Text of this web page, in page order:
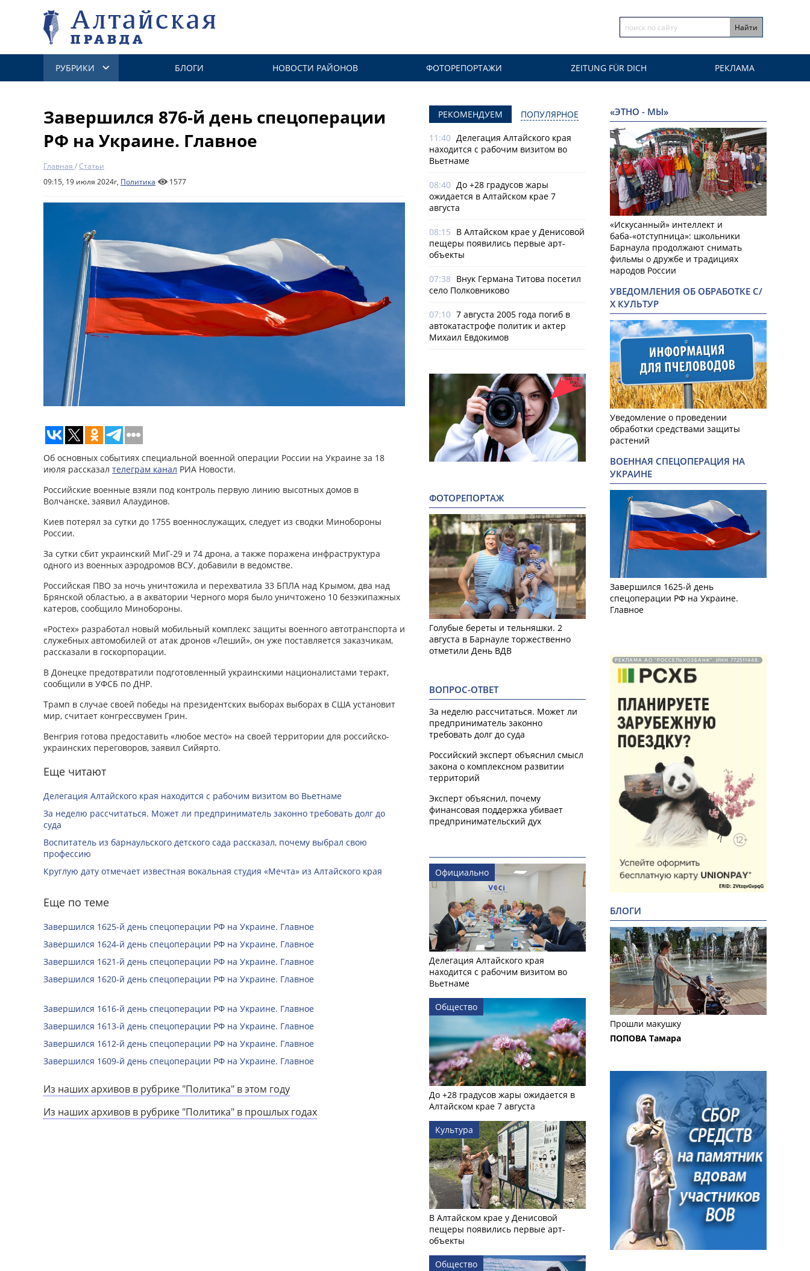
РУБРИКИ БЛОГИ НОВОСТИ РАЙОНОВ ФОТОРЕПОРТАЖИ ZEITUNG FÜR DICH РЕКЛАМА
Завершился 876-й день спецоперации
РФ на Украине. Главное
Главная /Статьи
09:15, 19 июля 2024г, Политика 1577
Об основных событиях специальной военной операции России на Украине за 18
июля рассказал телеграм канал РИА Новости.
Российские военные взяли под контроль первую линию высотных домов в
Волчанске, заявил Алаудинов.
Киев потерял за сутки до 1755 военнослужащих, следует из сводки Минобороны
России.
За сутки сбит украинский МиГ-29 и 74 дрона, а также поражена инфраструктура
одного из военных аэродромов ВСУ, добавили в ведомстве.
Российская ПВО за ночь уничтожила и перехватила 33 БПЛА над Крымом, два над
Брянской областью, а в акватории Черного моря было уничтожено 10 безэкипажных
катеров, сообщило Минобороны.
«Ростех» разработал новый мобильный комплекс защиты военного автотранспорта и
служебных автомобилей от атак дронов «Леший», он уже поставляется заказчикам,
рассказали в госкорпорации.
В Донецке предотвратили подготовленный украинскими националистами теракт,
сообщили в УФСБ по ДНР.
Трамп в случае своей победы на президентских выборах выборах в США установит
мир, считает конгрессвумен Грин.
Венгрия готова предоставить «любое место» на своей территории для российско-
украинских переговоров, заявил Сийярто.
Еще читают
Делегация Алтайского края находится с рабочим визитом во Вьетнаме
За неделю рассчитаться. Может ли предприниматель законно требовать долг до
суда
Воспитатель из барнаульского детского сада рассказал, почему выбрал свою
профессию
Круглую дату отмечает известная вокальная студия «Мечта» из Алтайского края
Еще по теме
Завершился 1625-й день спецоперации РФ на Украине. Главное
Завершился 1624-й день спецоперации РФ на Украине. Главное
Завершился 1621-й день спецоперации РФ на Украине. Главное
Завершился 1620-й день спецоперации РФ на Украине. Главное
Завершился 1616-й день спецоперации РФ на Украине. Главное
Завершился 1613-й день спецоперации РФ на Украине. Главное
Завершился 1612-й день спецоперации РФ на Украине. Главное
Завершился 1609-й день спецоперации РФ на Украине. Главное
Из наших архивов в рубрике "Политика" в этом году
Из наших архивов в рубрике "Политика" в прошлых годах
РЕКОМЕНДУЕМ ПОПУЛЯРНОЕ
11:40 Делегация Алтайского края
находится с рабочим визитом во
Вьетнаме
08:40 До +28 градусов жары
ожидается в Алтайском крае 7
августа
08:15 В Алтайском крае у Денисовой
пещеры появились первые арт-
объекты
07:38 Внук Германа Титова посетил
село Полковниково
07:10 7 августа 2005 года погиб в
автокатастрофе политик и актер
Михаил Евдокимов
ФОТОРЕПОРТАЖ
Голубые береты и тельняшки. 2
августа в Барнауле торжественно
отметили День ВДВ
ВОПРОС-ОТВЕТ
За неделю рассчитаться. Может ли
предприниматель законно
требовать долг до суда
Российский эксперт объяснил смысл
закона о комплексном развитии
территорий
Эксперт объяснил, почему
финансовая поддержка убивает
предпринимательский дух
Официально
Делегация Алтайского края
находится с рабочим визитом во
Вьетнаме
Общество
До +28 градусов жары ожидается в
Алтайском крае 7 августа
Культура
В Алтайском крае у Денисовой
пещеры появились первые арт-
объекты
Общество
«ЭТНО - МЫ»
«Искусанный» интеллект и
баба-«отступница»: школьники
Барнаула продолжают снимать
фильмы о дружбе и традициях
народов России
УВЕДОМЛЕНИЯ ОБ ОБРАБОТКЕ С/
Х КУЛЬТУР
Уведомление о проведении
обработки средствами защиты
растений
ВОЕННАЯ СПЕЦОПЕРАЦИЯ НА
УКРАИНЕ
Завершился 1625-й день
спецоперации РФ на Украине.
Главное
РЕКЛАМА АО "РОССЕЛЬХОЗБАНК". ИНН 772511448.
БЛОГИ
Прошли макушку
ПОПОВА Тамара